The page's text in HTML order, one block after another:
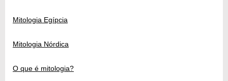
Mitologia Egípcia
Mitologia Nórdica
O que é mitologia?